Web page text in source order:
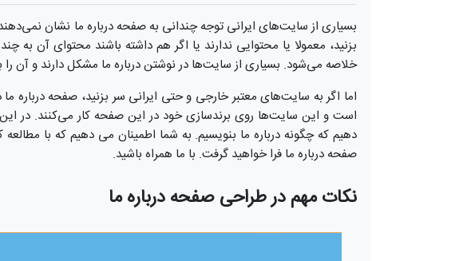
بسیاری از سایت‌های ایرانی توجه چندانی به صفحه درباره ما نشان
بزنید، معمولا یا محتوایی ندارند یا اگر هم داشته باشند محتوای آن به
خلاصه می‌شود. بسیاری از سایت‌ها در نوشتن درباره ما مشکل دارند و آن را
اما اگر به سایت‌های معتبر خارجی و حتی ایرانی سر بزنید، صفحه درباره
است و این سایت‌ها روی برندسازی خود در این صفحه کار می‌کنند. در
دهیم که چگونه درباره ما بنویسیم. به شما اطمینان می دهیم که با
صفحه درباره ما فرا خواهید گرفت. با ما همراه باشید.
نکات مهم در طراحی صفحه درباره ما